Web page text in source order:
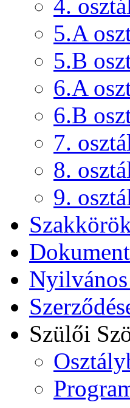
4.
5.A
5.B
6.A
6.B
7.
8.
9.
Szülői